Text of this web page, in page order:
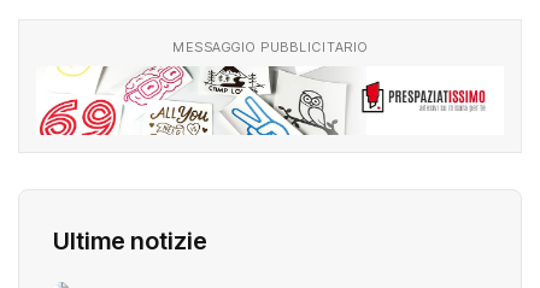
MESSAGGIO PUBBLICITARIO
Ultime notizie